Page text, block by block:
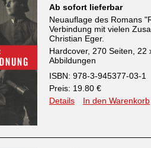
Ab sofort lieferbar
Neuauflage des Romans
Verbindung mit vielen
Christian Eger.
Hardcover, 270 Seiten, 22
Abbildungen
ISBN: 978-3-945377-03-1
Preis: 19.80 €
Details
In den Warenkorb